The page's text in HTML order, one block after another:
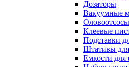
Дозаторы
Вакуумные
Оловоотсосы
Клеевые
Подставки
Штативы
Емкости для